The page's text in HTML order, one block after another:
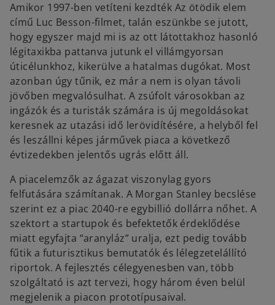
s
i
n
a
n
e
w
t
a
b
Amikor 1997-ben vetíteni kezdték Az ötödik elem
című Luc Besson-filmet, talán eszünkbe se jutott,
hogy egyszer majd mi is az ott látottakhoz hasonló
légitaxikba pattanva jutunk el villámgyorsan
úticélunkhoz, kikerülve a hatalmas dugókat. Most
azonban úgy tűnik, ez már a nem is olyan távoli
jövőben megvalósulhat. A zsúfolt városokban az
ingázók és a turisták számára is új megoldásokat
keresnek az utazási idő lerövidítésére, a helyből fel
és leszállni képes járművek piaca a következő
évtizedekben jelentős ugrás előtt áll.
A piacelemzők az ágazat viszonylag gyors
felfutására számítanak. A Morgan Stanley becslése
szerint ez a piac 2040-re egybillió dollárra nőhet. A
szektort a startupok és befektetők érdeklődése
miatt egyfajta “aranyláz” uralja, ezt pedig tovább
fűtik a futurisztikus bemutatók és lélegzetelállító
riportok. A fejlesztés célegyenesben van, több
szolgáltató is azt tervezi, hogy három éven belül
megjelenik a piacon prototípusaival.